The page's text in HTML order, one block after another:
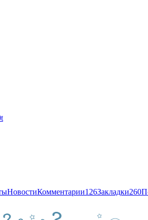
НовостиКомментарии126Закладки260